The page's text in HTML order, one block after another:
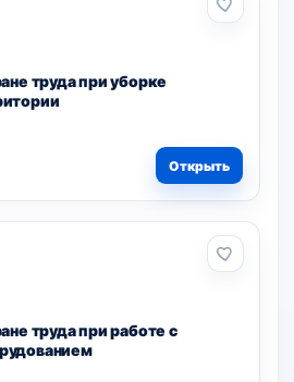
труда при уборке
Открыть
труда при работе с